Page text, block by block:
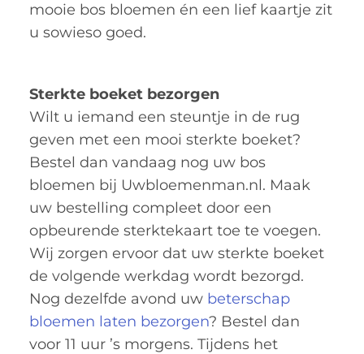
mooie bos bloemen én een lief kaartje zit
u sowieso goed.
Sterkte boeket bezorgen
Wilt u iemand een steuntje in de rug
geven met een mooi sterkte boeket?
Bestel dan vandaag nog uw bos
bloemen bij Uwbloemenman.nl. Maak
uw bestelling compleet door een
opbeurende sterktekaart toe te voegen.
Wij zorgen ervoor dat uw sterkte boeket
de volgende werkdag wordt bezorgd.
Nog dezelfde avond uw beterschap
bloemen laten bezorgen? Bestel dan
voor 11 uur ’s morgens. Tijdens het